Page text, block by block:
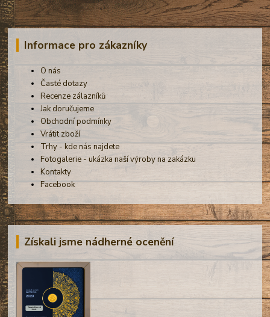
Informace pro zákazníky
O nás
Časté dotazy
Recenze zálazníků
Jak doručujeme
Obchodní podmínky
Vrátit zboží
Trhy - kde nás najdete
Fotogalerie - ukázka naší výroby na zakázku
Kontakty
Facebook
Získali jsme nádherné ocenění